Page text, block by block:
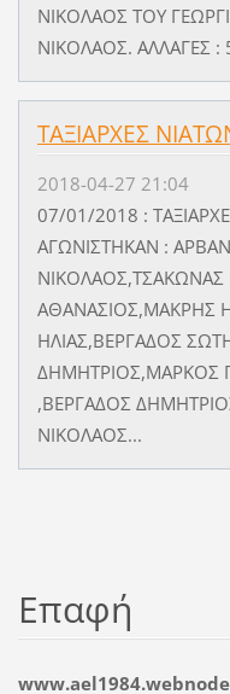
ΝΙΚΟΛΑΟΣ ΤΟΥ
ΝΙΚΟΛΑΟΣ. ΑΛΛΑΓΕΣ
ΤΑΞΙΑΡΧΕΣ
2018-04-27 21:04
07/01/2018 :
ΑΓΩΝΙΣΤΗΚΑΝ :
ΑΘΑΝΑΣΙΟΣ,ΜΑΚΡΗΣ
ΗΛΙΑΣ,ΒΕΡΓΑΔΟΣ
ΔΗΜΗΤΡΙΟΣ,ΜΑΡΚΟΣ
,ΒΕΡΓΑΔΟΣ
ΝΙΚΟΛΑΟΣ...
Επαφή